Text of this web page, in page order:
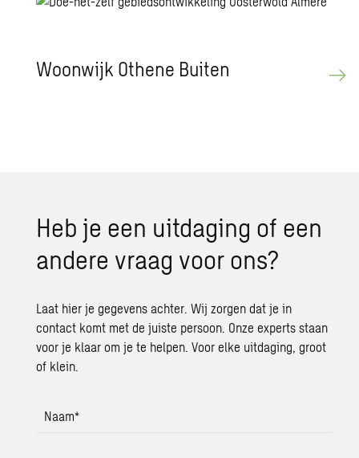
Woon­wijk Othe­ne Bui­ten
Heb je een uit­da­ging of een
an­de­re vraag voor ons?
Laat hier je gegevens achter. Wij zorgen dat je in
contact komt met de juiste persoon. Onze experts staan
voor je klaar om je te helpen. Voor elke uitdaging, groot
of klein.
Naam*